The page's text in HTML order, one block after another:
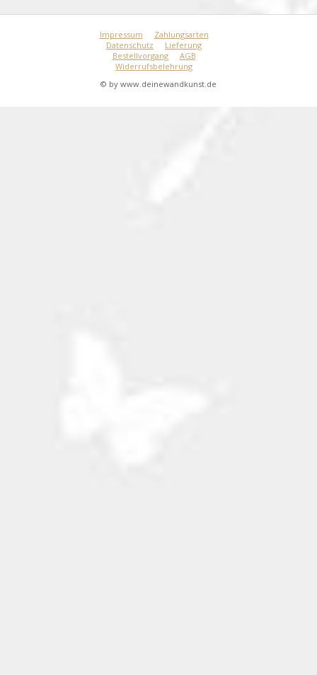
Impressum
Zahlungsarten
Datenschutz
Lieferung
Bestellvorgang
AGB
Widerrufsbelehrung
© by www.deinewandkunst.de